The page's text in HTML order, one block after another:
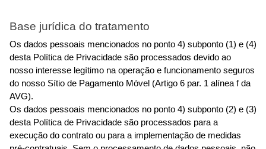
Base jurídica do tratamento
Os dados pessoais mencionados no ponto 4) subponto (1) e (4)
desta Política de Privacidade são processados devido ao
nosso interesse legítimo na operação e funcionamento seguros
do nosso Sítio de Pagamento Móvel (Artigo 6 par. 1 alínea f da
AVG).
Os dados pessoais mencionados no ponto 4) subponto (2) e (3)
desta Política de Privacidade são processados para a
execução do contrato ou para a implementação de medidas